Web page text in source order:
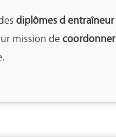
diplômes d
mission de